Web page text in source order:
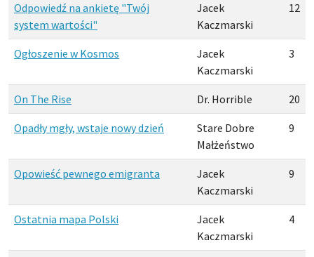
Odpowiedź na ankietę "Twój
system wartości"
Jacek
Kaczmarski
12
Ogłoszenie w Kosmos
Jacek
Kaczmarski
3
On The Rise Dr. Horrible 20
Opadły mgły, wstaje nowy dzień
Stare Dobre
Małżeństwo
9
Opowieść pewnego emigranta
Jacek
Kaczmarski
9
Ostatnia mapa Polski
Jacek
Kaczmarski
4